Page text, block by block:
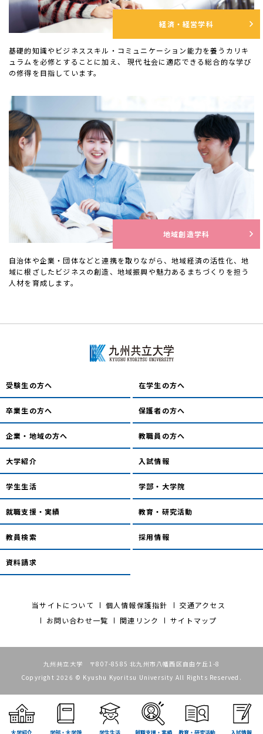
経済・経営学科
基礎的知識やビジネススキル・コミュニケーション能力を養うカリキ
ュラムを必修とすることに加え、 現代社会に適応できる総合的な学び
の修得を目指しています。
地域創造学科
自治体や企業・団体などと連携を取りながら、地域経済の活性化、地
域に根ざしたビジネスの創造、地域振興や魅力あるまちづくりを担う
人材を育成します。
受験生の方へ 在学生の方へ
卒業生の方へ 保護者の方へ
企業・地域の方へ 教職員の方へ
大学紹介 入試情報
学生生活 学部・大学院
就職支援・実績 教育・研究活動
教員検索 採用情報
資料請求
当サイトについて 個人情報保護指針
交通アクセス
お問い合わせ一覧
関連リンク サイトマップ
九州共立大学 〒807-8585 北九州市八幡西区自由ケ丘1-8
Copyright 2026 © Kyushu Kyoritsu University All Rights Reserved.